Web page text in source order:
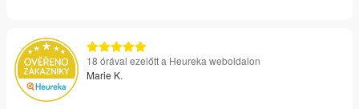
18 órával ezelőtt a Heureka weboldalon
Marie K.